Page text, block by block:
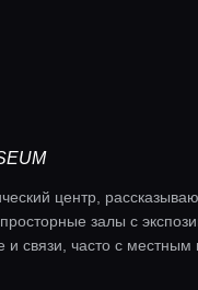
центр,
залы с
связи, часто с местным